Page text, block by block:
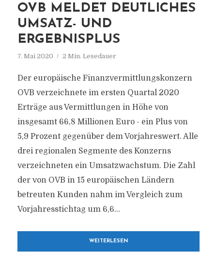
OVB MELDET DEUTLICHES
UMSATZ- UND
ERGEBNISPLUS
7. Mai 2020 2 Min. Lesedauer
Der europäische Finanzvermittlungskonzern
OVB verzeichnete im ersten Quartal 2020
Erträge aus Vermittlungen in Höhe von
insgesamt 66,8 Millionen Euro - ein Plus von
5,9 Prozent gegenüber dem Vorjahreswert. Alle
drei regionalen Segmente des Konzerns
verzeichneten ein Umsatzwachstum. Die Zahl
der von OVB in 15 europäischen Ländern
betreuten Kunden nahm im Vergleich zum
Vorjahresstichtag um 6,6...
WEITERLESEN